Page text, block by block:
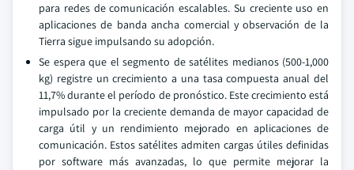
para redes de comunicación escalables. Su creciente uso en
aplicaciones de banda ancha comercial y observación de la
Tierra sigue impulsando su adopción.
Se espera que el segmento de satélites medianos (500-1,000
kg) registre un crecimiento a una tasa compuesta anual del
11,7% durante el período de pronóstico. Este crecimiento está
impulsado por la creciente demanda de mayor capacidad de
carga útil y un rendimiento mejorado en aplicaciones de
comunicación. Estos satélites admiten cargas útiles definidas
por software más avanzadas, lo que permite mejorar la